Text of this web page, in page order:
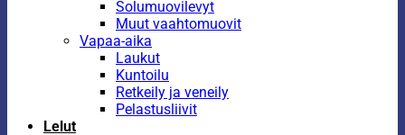
Solumuovilevyt
Muut vaahtomuovit
Vapaa-aika
Laukut
Kuntoilu
Retkeily ja veneily
Pelastusliivit
Lelut